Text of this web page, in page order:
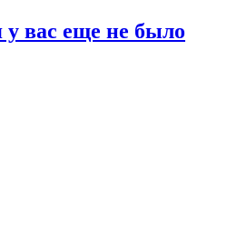
у вас еще не было